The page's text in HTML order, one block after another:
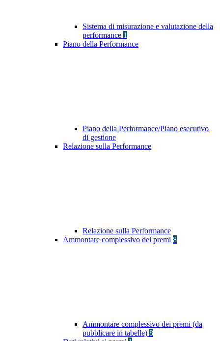
Sistema di misurazione e valutazione della
performance 1
Piano della Performance
Piano della Performance/Piano esecutivo
di gestione
Relazione sulla Performance
Relazione sulla Performance
Ammontare complessivo dei premi 8
Ammontare complessivo dei premi (da
pubblicare in tabelle) 8